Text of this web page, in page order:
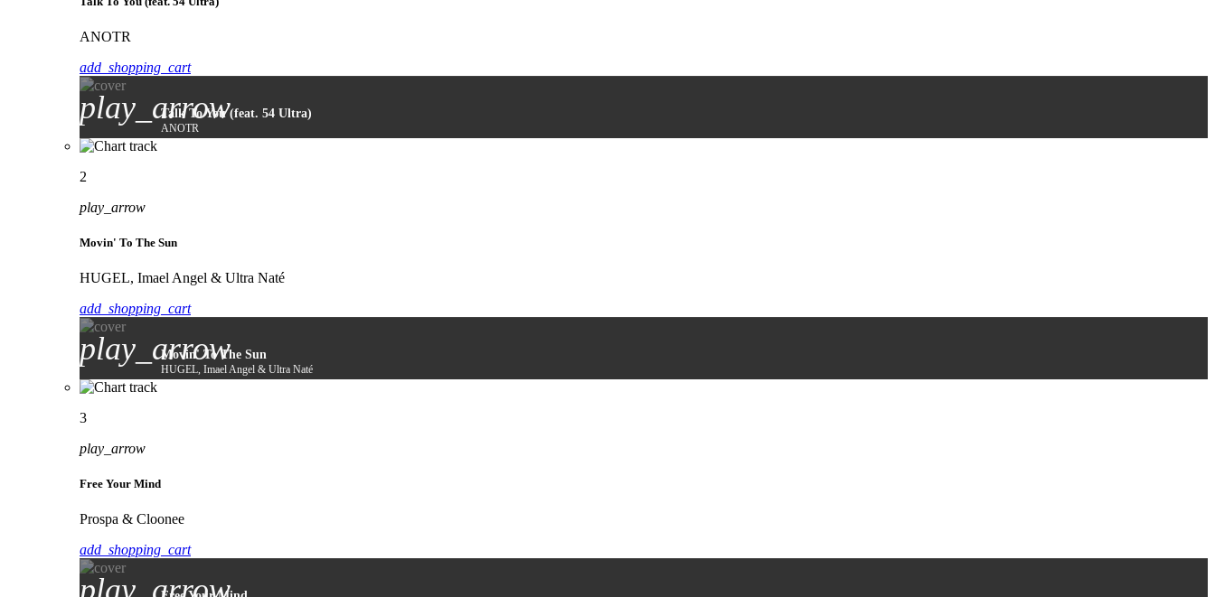
ANOTR
add_shopping_cart
play_arrowTalk To You (feat. 54 Ultra)
ANOTR
2
play_arrow
Movin' To The Sun
HUGEL, Imael Angel & Ultra Naté
add_shopping_cart
play_arrow
Movin' To The Sun
HUGEL, Imael Angel & Ultra Naté
3
play_arrow
Free Your Mind
Prospa & Cloonee
add_shopping_cart